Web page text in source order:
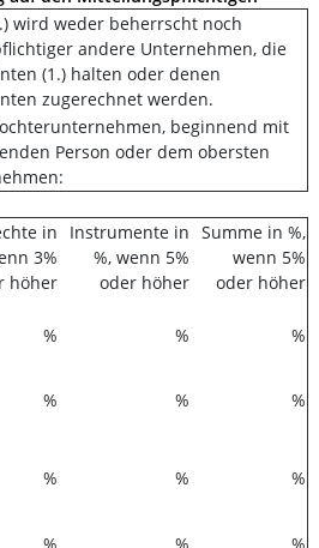
wird weder beherrscht noch
andere Unternehmen, die
(1.) halten oder denen
zugerechnet werden.
beginnend mit
Person oder dem obersten
in
3%
höher
Instrumente in
%, wenn 5%
oder höher
Summe in %,
wenn 5%
oder höher
% % %
% %
%
% % %